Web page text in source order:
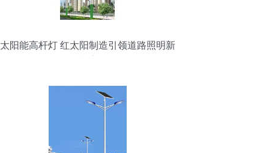
太阳能高杆灯 红太阳制造引领道路照明新